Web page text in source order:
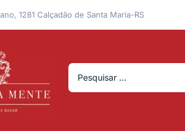
1281 Calçadão de Santa Maria-RS